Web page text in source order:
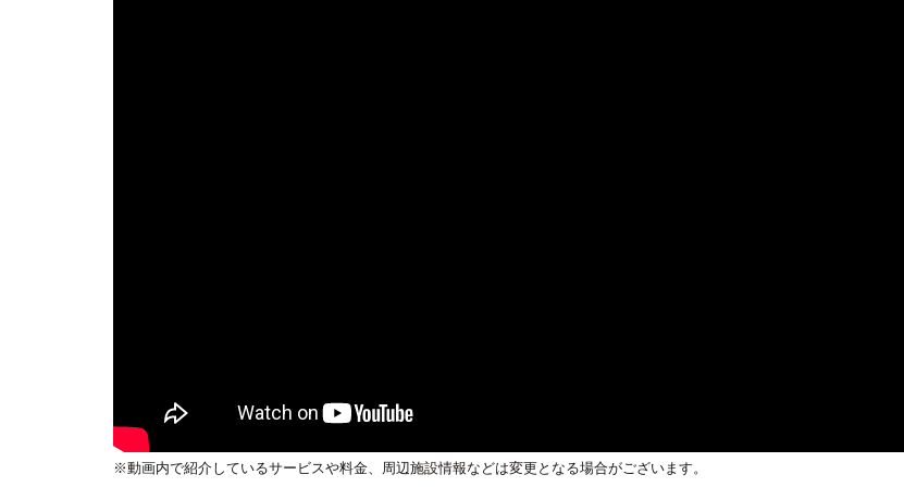
※動画内で紹介しているサービスや料金、周辺施設情報などは変更となる場合がございます。